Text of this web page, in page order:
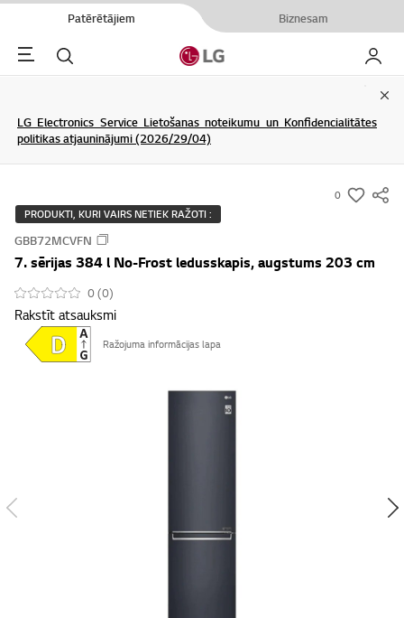
Patērētājiem Biznesam
Menu Meklēt Mans
LG Electronics Service Lietošanas noteikumu un Konfidencialitātes
politikas atjauninājumi (2026/29/04)
0
s
m
PRODUKTI, KURI VAIRS NETIEK RAŽOTI :
GBB72MCVFN
7. sērijas 384 l No-Frost ledusskapis, augstums 203 cm
0 (0)
Rakstīt atsauksmi
Ražojuma informācijas lapa